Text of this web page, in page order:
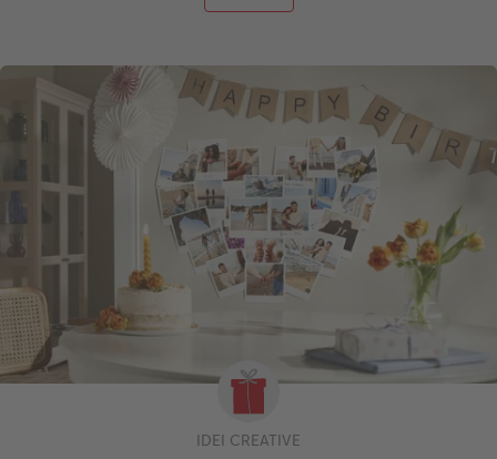
IDEI CREATIVE